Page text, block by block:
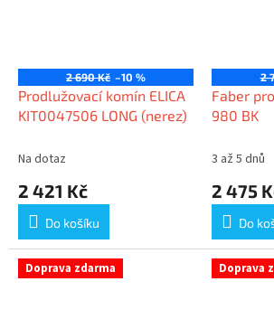
2 690 Kč –10 %
Prodlužovací komín ELICA
KIT0047506 LONG (nerez)
Na dotaz
2 421 Kč
Do košíku
2
Faber
980 BK
3 až 5 dnů
2 475
Do
Doprava zdarma Doprava